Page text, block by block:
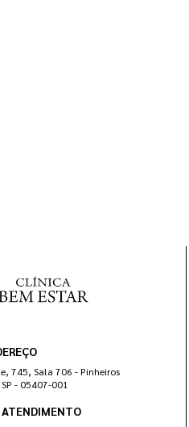
745, Sala 706 - Pinheiros
- 05407-001
ATENDIMENTO